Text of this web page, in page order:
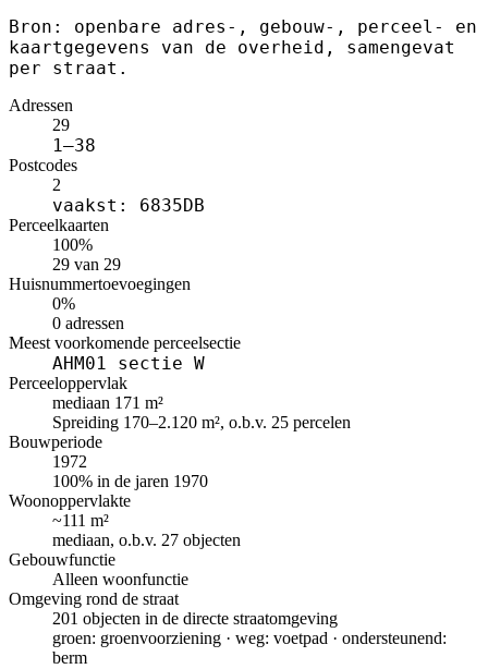
Bron: openbare adres-, gebouw-, perceel- en
kaartgegevens van de overheid, samengevat
per straat.
Adressen
29
1–38
Postcodes
2
vaakst: 6835DB
Perceelkaarten
100%
29 van 29
Huisnummertoevoegingen
0%
0 adressen
Meest voorkomende perceelsectie
AHM01 sectie W
Perceeloppervlak
mediaan 171 m²
Spreiding 170–2.120 m², o.b.v. 25 percelen
Bouwperiode
1972
100% in de jaren 1970
Woonoppervlakte
~111 m²
mediaan, o.b.v. 27 objecten
Gebouwfunctie
Alleen woonfunctie
Omgeving rond de straat
201 objecten in de directe straatomgeving
groen: groenvoorziening · weg: voetpad · ondersteunend:
berm